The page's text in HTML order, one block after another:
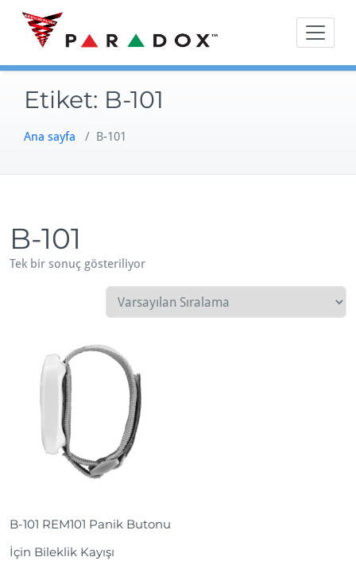
Skip
content
Etiket: B-101
Ana sayfa / B-101
B-101
Tek bir sonuç gösteriliyor
B-101 REM101 Panik Butonu
İçin Bileklik Kayışı